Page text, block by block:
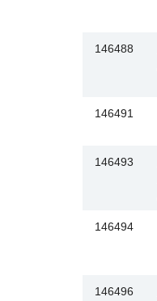
146488
146491
146493
146494
146496